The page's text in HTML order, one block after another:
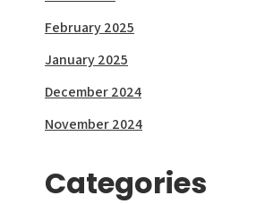
February 2025
January 2025
December 2024
November 2024
Categories